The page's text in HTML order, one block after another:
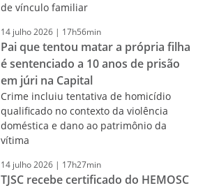
de vínculo familiar
14 julho2026 | 17h56min
Pai que tentou matar a própria filha
é sentenciado a 10 anos de prisão
em júri na Capital
Crime incluiu tentativa de homicídio
qualificado no contexto da violência
doméstica e dano ao patrimônio da
vítima
14 julho2026 | 17h27min
TJSC recebe certificado do HEMOSC